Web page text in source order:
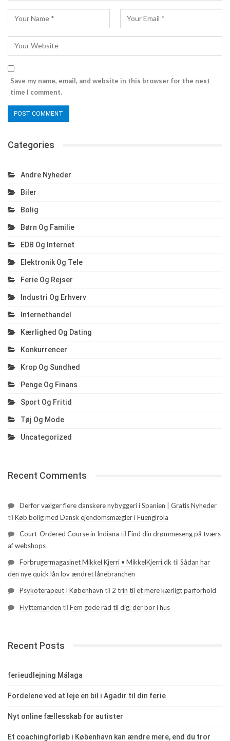
Save my name, email, and website in this browser for the next
time I comment.
Categories
Andre Nyheder
Biler
Bolig
Børn Og Familie
EDB Og Internet
Elektronik Og Tele
Ferie Og Rejser
Industri Og Erhverv
Internethandel
Kærlighed Og Dating
Konkurrencer
Krop Og Sundhed
Penge Og Finans
Sport Og Fritid
Tøj Og Mode
Uncategorized
Recent Comments
Derfor vælger flere danskere nybyggeri i Spanien | Gratis Nyheder
til Køb bolig med Dansk ejendomsmægler i Fuengirola
Court-Ordered Course in Indiana til Find din drømmeseng på tværs
af webshops
Forbrugermagasinet Mikkel Kjerri • MikkelKjerri.dk til Sådan har
den nye quick lån lov ændret lånebranchen
Psykoterapeut I København til 2 trin til et mere kærligt parforhold
Flyttemanden til Fem gode råd til dig, der bor i hus
Recent Posts
ferieudlejning Málaga
Fordelene ved at leje en bil i Agadir til din ferie
Nyt online fællesskab for autister
Et coachingforløb i København kan ændre mere, end du tror